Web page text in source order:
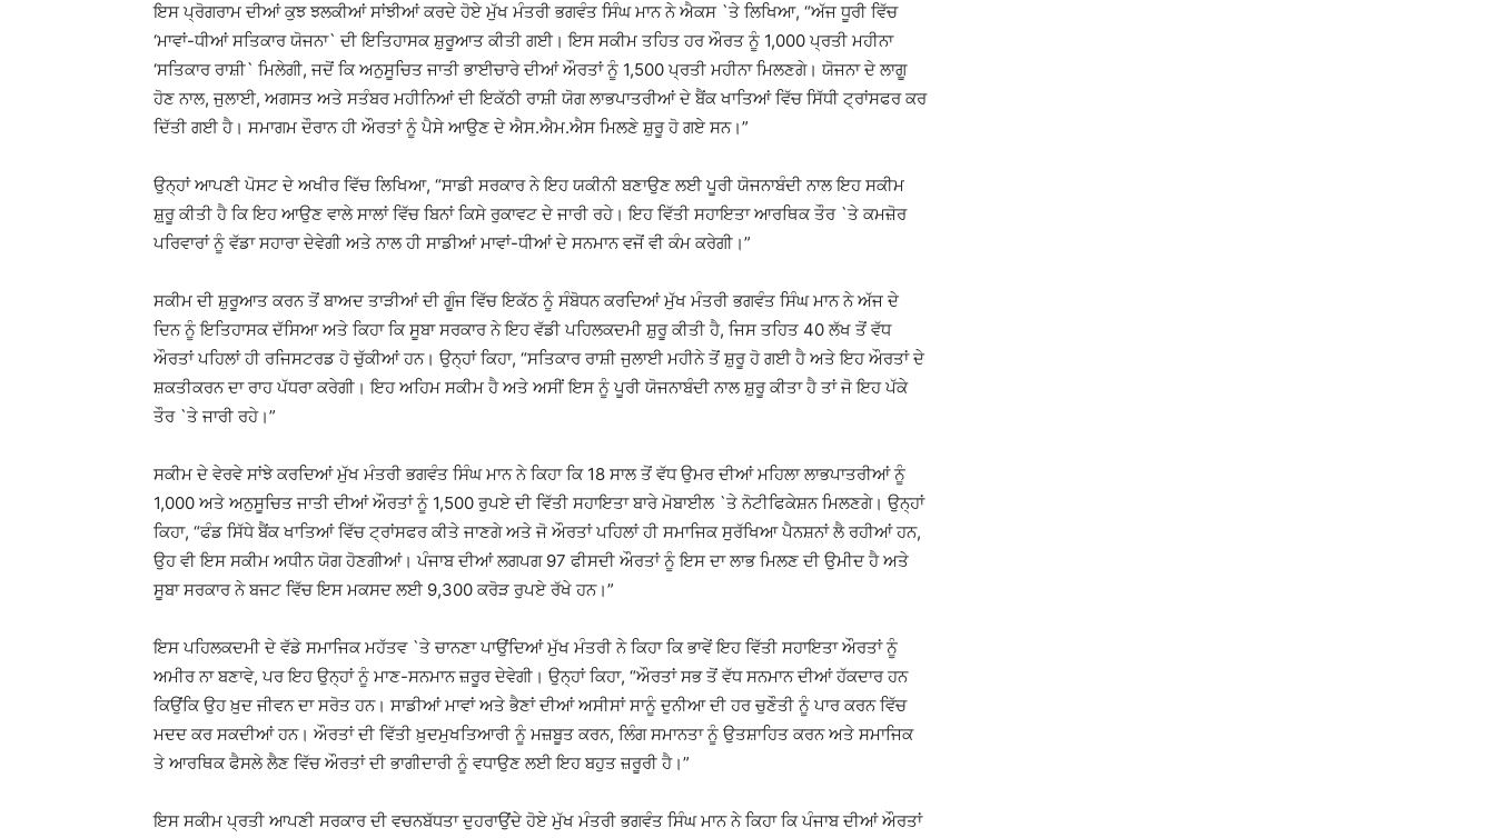
ਇਸ ਪ੍ਰੋਗਰਾਮ ਦੀਆਂ ਕੁਝ ਝਲਕੀਆਂ ਸਾਂਝੀਆਂ ਕਰਦੇ ਹੋਏ ਮੁੱਖ ਮੰਤਰੀ ਭਗਵੰਤ ਸਿੰਘ ਮਾਨ ਨੇ ਐਕਸ `ਤੇ ਲਿਖਿਆ, “ਅੱਜ ਧੂਰੀ ਵਿੱਚ
‘ਮਾਵਾਂ-ਧੀਆਂ ਸਤਿਕਾਰ ਯੋਜਨਾ` ਦੀ ਇਤਿਹਾਸਕ ਸ਼ੁਰੂਆਤ ਕੀਤੀ ਗਈ। ਇਸ ਸਕੀਮ ਤਹਿਤ ਹਰ ਔਰਤ ਨੂੰ 1,000 ਪ੍ਰਤੀ ਮਹੀਨਾ
‘ਸਤਿਕਾਰ ਰਾਸ਼ੀ` ਮਿਲੇਗੀ, ਜਦੋਂ ਕਿ ਅਨੁਸੂਚਿਤ ਜਾਤੀ ਭਾਈਚਾਰੇ ਦੀਆਂ ਔਰਤਾਂ ਨੂੰ 1,500 ਪ੍ਰਤੀ ਮਹੀਨਾ ਮਿਲਣਗੇ। ਯੋਜਨਾ ਦੇ ਲਾਗੂ
ਹੋਣ ਨਾਲ, ਜੁਲਾਈ, ਅਗਸਤ ਅਤੇ ਸਤੰਬਰ ਮਹੀਨਿਆਂ ਦੀ ਇਕੱਠੀ ਰਾਸ਼ੀ ਯੋਗ ਲਾਭਪਾਤਰੀਆਂ ਦੇ ਬੈਂਕ ਖਾਤਿਆਂ ਵਿੱਚ ਸਿੱਧੀ ਟ੍ਰਾਂਸਫਰ ਕਰ
ਦਿੱਤੀ ਗਈ ਹੈ। ਸਮਾਗਮ ਦੌਰਾਨ ਹੀ ਔਰਤਾਂ ਨੂੰ ਪੈਸੇ ਆਉਣ ਦੇ ਐਸ.ਐਮ.ਐਸ ਮਿਲਣੇ ਸ਼ੁਰੂ ਹੋ ਗਏ ਸਨ।”
ਉਨ੍ਹਾਂ ਆਪਣੀ ਪੋਸਟ ਦੇ ਅਖੀਰ ਵਿੱਚ ਲਿਖਿਆ, “ਸਾਡੀ ਸਰਕਾਰ ਨੇ ਇਹ ਯਕੀਨੀ ਬਣਾਉਣ ਲਈ ਪੂਰੀ ਯੋਜਨਾਬੰਦੀ ਨਾਲ ਇਹ ਸਕੀਮ
ਸ਼਼ੁਰੂ ਕੀਤੀ ਹੈ ਕਿ ਇਹ ਆਉਣ ਵਾਲੇ ਸਾਲਾਂ ਵਿੱਚ ਬਿਨਾਂ ਕਿਸੇ ਰੁਕਾਵਟ ਦੇ ਜਾਰੀ ਰਹੇ। ਇਹ ਵਿੱਤੀ ਸਹਾਇਤਾ ਆਰਥਿਕ ਤੌਰ `ਤੇ ਕਮਜ਼ੋਰ
ਪਰਿਵਾਰਾਂ ਨੂੰ ਵੱਡਾ ਸਹਾਰਾ ਦੇਵੇਗੀ ਅਤੇ ਨਾਲ ਹੀ ਸਾਡੀਆਂ ਮਾਵਾਂ-ਧੀਆਂ ਦੇ ਸਨਮਾਨ ਵਜੋਂ ਵੀ ਕੰਮ ਕਰੇਗੀ।”
ਸਕੀਮ ਦੀ ਸ਼ੁਰੂਆਤ ਕਰਨ ਤੋਂ ਬਾਅਦ ਤਾੜੀਆਂ ਦੀ ਗੂੰਜ ਵਿੱਚ ਇਕੱਠ ਨੂੰ ਸੰਬੋਧਨ ਕਰਦਿਆਂ ਮੁੱਖ ਮੰਤਰੀ ਭਗਵੰਤ ਸਿੰਘ ਮਾਨ ਨੇ ਅੱਜ ਦੇ
ਦਿਨ ਨੂੰ ਇਤਿਹਾਸਕ ਦੱਸਿਆ ਅਤੇ ਕਿਹਾ ਕਿ ਸੂਬਾ ਸਰਕਾਰ ਨੇ ਇਹ ਵੱਡੀ ਪਹਿਲਕਦਮੀ ਸ਼ੁਰੂ ਕੀਤੀ ਹੈ, ਜਿਸ ਤਹਿਤ 40 ਲੱਖ ਤੋਂ ਵੱਧ
ਔਰਤਾਂ ਪਹਿਲਾਂ ਹੀ ਰਜਿਸਟਰਡ ਹੋ ਚੁੱਕੀਆਂ ਹਨ। ਉਨ੍ਹਾਂ ਕਿਹਾ, “ਸਤਿਕਾਰ ਰਾਸ਼ੀ ਜੁਲਾਈ ਮਹੀਨੇ ਤੋਂ ਸ਼ੁਰੂ ਹੋ ਗਈ ਹੈ ਅਤੇ ਇਹ ਔਰਤਾਂ ਦੇ
ਸ਼ਕਤੀਕਰਨ ਦਾ ਰਾਹ ਪੱਧਰਾ ਕਰੇਗੀ। ਇਹ ਅਹਿਮ ਸਕੀਮ ਹੈ ਅਤੇ ਅਸੀਂ ਇਸ ਨੂੰ ਪੂਰੀ ਯੋਜਨਾਬੰਦੀ ਨਾਲ ਸ਼ੁਰੂ ਕੀਤਾ ਹੈ ਤਾਂ ਜੋ ਇਹ ਪੱਕੇ
ਤੌਰ `ਤੇ ਜਾਰੀ ਰਹੇ।”
ਸਕੀਮ ਦੇ ਵੇਰਵੇ ਸਾਂਝੇ ਕਰਦਿਆਂ ਮੁੱਖ ਮੰਤਰੀ ਭਗਵੰਤ ਸਿੰਘ ਮਾਨ ਨੇ ਕਿਹਾ ਕਿ 18 ਸਾਲ ਤੋਂ ਵੱਧ ਉਮਰ ਦੀਆਂ ਮਹਿਲਾ ਲਾਭਪਾਤਰੀਆਂ ਨੂੰ
1,000 ਅਤੇ ਅਨੁਸੂਚਿਤ ਜਾਤੀ ਦੀਆਂ ਔਰਤਾਂ ਨੂੰ 1,500 ਰੁਪਏ ਦੀ ਵਿੱਤੀ ਸਹਾਇਤਾ ਬਾਰੇ ਮੋਬਾਈਲ `ਤੇ ਨੋਟੀਫਿਕੇਸ਼ਨ ਮਿਲਣਗੇ। ਉਨ੍ਹਾਂ
ਕਿਹਾ, “ਫੰਡ ਸਿੱਧੇ ਬੈਂਕ ਖਾਤਿਆਂ ਵਿੱਚ ਟ੍ਰਾਂਸਫਰ ਕੀਤੇ ਜਾਣਗੇ ਅਤੇ ਜੋ ਔਰਤਾਂ ਪਹਿਲਾਂ ਹੀ ਸਮਾਜਿਕ ਸੁਰੱਖਿਆ ਪੈਨਸ਼ਨਾਂ ਲੈ ਰਹੀਆਂ ਹਨ,
ਉਹ ਵੀ ਇਸ ਸਕੀਮ ਅਧੀਨ ਯੋਗ ਹੋਣਗੀਆਂ। ਪੰਜਾਬ ਦੀਆਂ ਲਗਪਗ 97 ਫੀਸਦੀ ਔਰਤਾਂ ਨੂੰ ਇਸ ਦਾ ਲਾਭ ਮਿਲਣ ਦੀ ਉਮੀਦ ਹੈ ਅਤੇ
ਸੂਬਾ ਸਰਕਾਰ ਨੇ ਬਜਟ ਵਿੱਚ ਇਸ ਮਕਸਦ ਲਈ 9,300 ਕਰੋੜ ਰੁਪਏ ਰੱਖੇ ਹਨ।”
ਇਸ ਪਹਿਲਕਦਮੀ ਦੇ ਵੱਡੇ ਸਮਾਜਿਕ ਮਹੱਤਵ `ਤੇ ਚਾਨਣਾ ਪਾਉਂਦਿਆਂ ਮੁੱਖ ਮੰਤਰੀ ਨੇ ਕਿਹਾ ਕਿ ਭਾਵੇਂ ਇਹ ਵਿੱਤੀ ਸਹਾਇਤਾ ਔਰਤਾਂ ਨੂੰ
ਅਮੀਰ ਨਾ ਬਣਾਵੇ, ਪਰ ਇਹ ਉਨ੍ਹਾਂ ਨੂੰ ਮਾਣ-ਸਨਮਾਨ ਜ਼ਰੂਰ ਦੇਵੇਗੀ। ਉਨ੍ਹਾਂ ਕਿਹਾ, “ਔਰਤਾਂ ਸਭ ਤੋਂ ਵੱਧ ਸਨਮਾਨ ਦੀਆਂ ਹੱਕਦਾਰ ਹਨ
ਕਿਉਂਕਿ ਉਹ ਖ਼ੁਦ ਜੀਵਨ ਦਾ ਸਰੋਤ ਹਨ। ਸਾਡੀਆਂ ਮਾਵਾਂ ਅਤੇ ਭੈਣਾਂ ਦੀਆਂ ਅਸੀਸਾਂ ਸਾਨੂੰ ਦੁਨੀਆ ਦੀ ਹਰ ਚੁਣੌਤੀ ਨੂੰ ਪਾਰ ਕਰਨ ਵਿੱਚ
ਮਦਦ ਕਰ ਸਕਦੀਆਂ ਹਨ। ਔਰਤਾਂ ਦੀ ਵਿੱਤੀ ਖ਼ੁਦਮੁਖਤਿਆਰੀ ਨੂੰ ਮਜ਼ਬੂਤ ਕਰਨ, ਲਿੰਗ ਸਮਾਨਤਾ ਨੂੰ ਉਤਸ਼ਾਹਿਤ ਕਰਨ ਅਤੇ ਸਮਾਜਿਕ
ਤੇ ਆਰਥਿਕ ਫੈਸਲੇ ਲੈਣ ਵਿੱਚ ਔਰਤਾਂ ਦੀ ਭਾਗੀਦਾਰੀ ਨੂੰ ਵਧਾਉਣ ਲਈ ਇਹ ਬਹੁਤ ਜ਼ਰੂਰੀ ਹੈ।”
ਇਸ ਸਕੀਮ ਪ੍ਰਤੀ ਆਪਣੀ ਸਰਕਾਰ ਦੀ ਵਚਨਬੱਧਤਾ ਦੁਹਰਾਉਂਦੇ ਹੋਏ ਮੁੱਖ ਮੰਤਰੀ ਭਗਵੰਤ ਸਿੰਘ ਮਾਨ ਨੇ ਕਿਹਾ ਕਿ ਪੰਜਾਬ ਦੀਆਂ ਔਰਤਾਂ